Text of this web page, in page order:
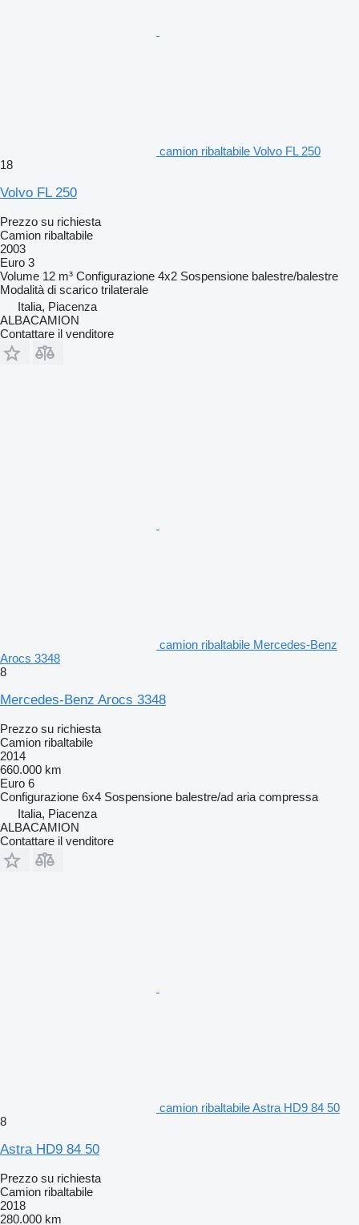
camion ribaltabile Volvo FL 250
18
Volvo FL 250
Prezzo su richiesta
Camion ribaltabile
2003
Euro 3
Volume 12 m³ Configurazione 4x2 Sospensione balestre/balestre
Modalità di scarico trilaterale
Italia, Piacenza
ALBACAMION
Contattare il venditore
camion ribaltabile Mercedes-Benz
Arocs 3348
8
Mercedes-Benz Arocs 3348
Prezzo su richiesta
Camion ribaltabile
2014
660.000 km
Euro 6
Configurazione 6x4 Sospensione balestre/ad aria compressa
Italia, Piacenza
ALBACAMION
Contattare il venditore
camion ribaltabile Astra HD9 84 50
8
Astra HD9 84 50
Prezzo su richiesta
Camion ribaltabile
2018
280.000 km